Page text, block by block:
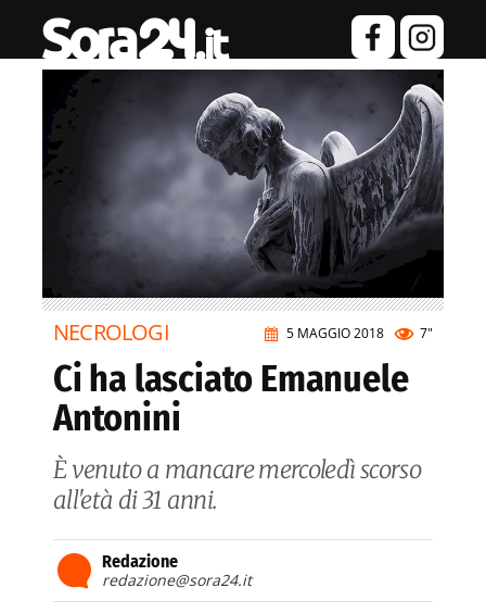
5 MAGGIO 2018 7"
NECROLOGI
Ci ha lasciato Emanuele
Antonini
È venuto a mancare mercoledì scorso
all'età di 31 anni.
Redazione
redazione@sora24.it